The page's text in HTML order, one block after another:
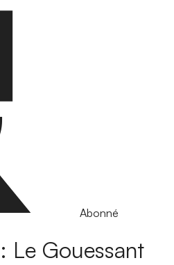
Abonné
Le Gouessant